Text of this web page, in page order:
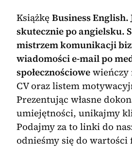
KsiążkęBusiness English.
skutecznie po angielsku.
mistrzem komunikacji
wiadomości e-mail po
społecznościowewieńczy
CV oraz listem
Prezentując własne
umiejętności, unikajmy
Podajmy za to linki do
odnieśmy się do wartości